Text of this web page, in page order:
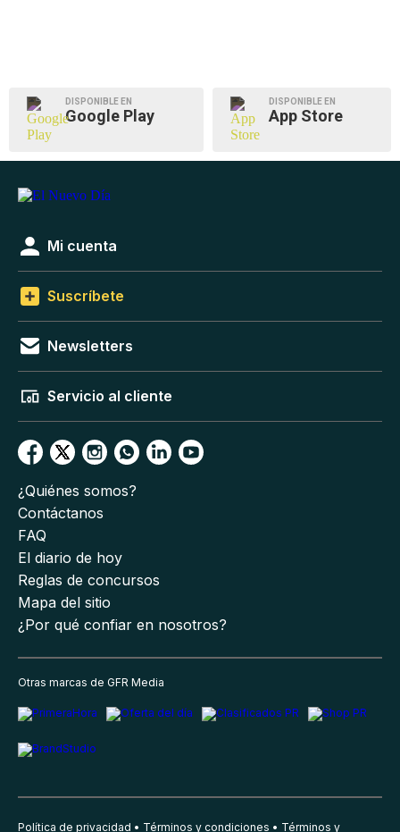
DISPONIBLE EN
Google Play
DISPONIBLE EN
App Store
Mi cuenta
Suscríbete
Newsletters
Servicio al cliente
¿Quiénes somos?
Contáctanos
FAQ
El diario de hoy
Reglas de concursos
Mapa del sitio
¿Por qué confiar en nosotros?
Otras marcas de GFR Media
Política de privacidad Términos y condiciones Términos y